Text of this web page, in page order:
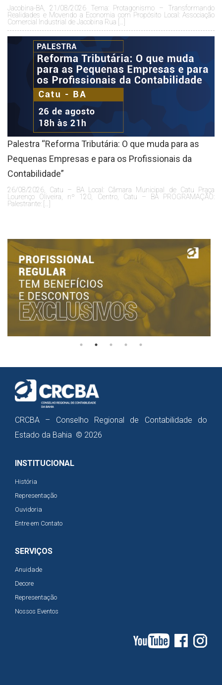
Jacobina-BA, 21/08/2026 Tema: Protagonismo – Transformando
Realidades e Movendo a Economia com Propósito Local: Associação
Comercial Industrial de Jacobina Rua […]
Palestra “Reforma Tributária: O que muda para as
Pequenas Empresas e para os Profissionais da
Contabilidade”
26/08/2026, Catu – BA Local: Câmara Municipal de Catu Praça
Lourenço Oliveira, nº 120, Centro, Catu – BA PROGRAMAÇÃO:
Palestrante: […]
CRCBA – Conselho Regional de Contabilidade do
Estado da Bahia © 2026
INSTITUCIONAL
História
Representação
Ouvidoria
Entre em Contato
SERVIÇOS
Anuidade
Decore
Representação
Nossos Eventos